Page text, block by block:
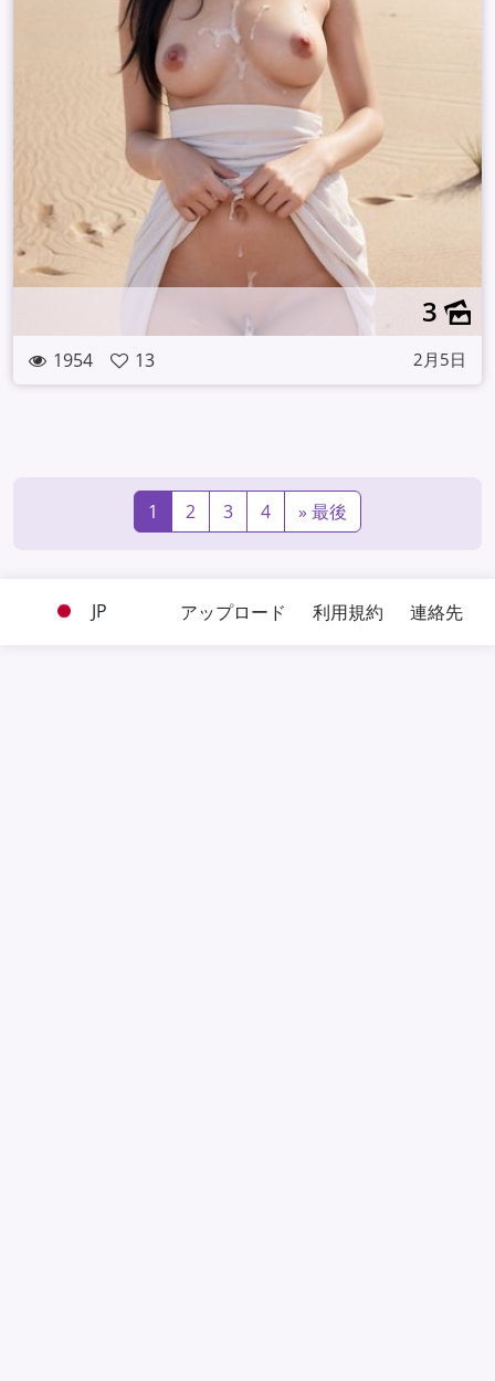
3
1954 13 2月5日
1 2 3 4 » 最後
JP アップロード 利用規約 連絡先